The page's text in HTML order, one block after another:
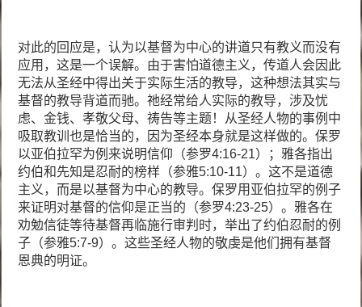
对此的回应是，认为以基督为中心的讲道只有教义而没有
应用，这是一个误解。由于害怕道德主义，传道人会因此
无法从圣经中得出关于实际生活的教导，这种想法其实与
基督的教导背道而驰。祂经常给人实际的教导，涉及忧
虑、金钱、孝敬父母、祷告等主题！从圣经人物的事例中
吸取教训也是恰当的，因为圣经本身就是这样做的。保罗
以亚伯拉罕为例来说明信仰（参罗4:16-21）；雅各指出
约伯和先知是忍耐的榜样（参雅5:10-11）。这不是道德
主义，而是以基督为中心的教导。保罗用亚伯拉罕的例子
来证明对基督的信仰是正当的（参罗4:23-25）。雅各在
劝勉信徒等待基督再临施行审判时，举出了约伯忍耐的例
子（参雅5:7-9）。这些圣经人物的敬虔是他们拥有基督
恩典的明证。